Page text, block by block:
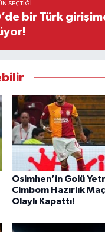
SEÇTIĞI
bir Türk
Osimhen’in Golü
Cimbom Hazırlık
Olaylı Kapattı!